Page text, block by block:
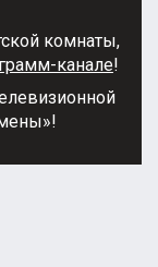
комнаты,
канале!